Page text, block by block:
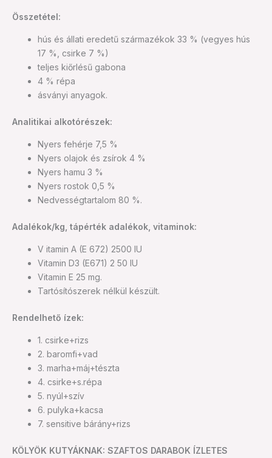
Összetétel:
hús és állati eredetű származékok 33 % (vegyes hús
17 %, csirke 7 %)
teljes kiőrlésű gabona
4 % répa
ásványi anyagok.
Analitikai alkotórészek:
Nyers fehérje 7,5 %
Nyers olajok és zsírok 4 %
Nyers hamu 3 %
Nyers rostok 0,5 %
Nedvességtartalom 80 %.
Adalékok/kg, tápérték adalékok, vitaminok:
V itamin A (E 672) 2500 IU
Vitamin D3 (E671) 2 50 IU
Vitamin E 25 mg.
Tartósítószerek nélkül készült.
Rendelhető ízek:
1. csirke+rizs
2. baromfi+vad
3. marha+máj+tészta
4. csirke+s.répa
5. nyúl+szív
6. pulyka+kacsa
7. sensitive bárány+rizs
KÖLYÖK KUTYÁKNAK: SZAFTOS DARABOK ÍZLETES